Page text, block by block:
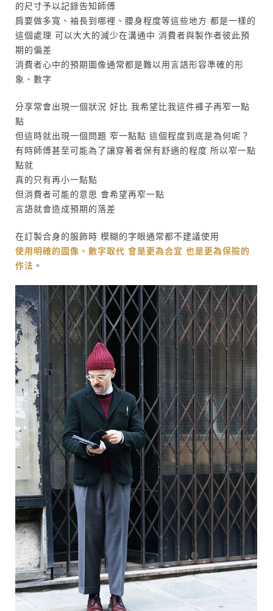
的尺寸予以記錄告知師傅
肩要做多寬、袖長到哪裡、腰身程度等這些地方 都是一樣的
這個處理 可以大大的減少在溝通中 消費者與製作者彼此預
期的偏差
消費者心中的預期圖像通常都是難以用言語形容準確的形
象、數字
分享常會出現一個狀況 好比 我希望比我這件褲子再窄一點
點
但這時就出現一個問題 窄一點點 這個程度到底是為何呢？
有時師傅甚至可能為了讓穿著者保有舒適的程度 所以窄一點
點就
真的只有再小一點點
但消費者可能的意思 會希望再窄一點
言語就會造成預期的落差
在訂製合身的服飾時 模糊的字眼通常都不建議使用
使用明確的圖像、數字取代 會是更為合宜 也是更為保險的
作法 。